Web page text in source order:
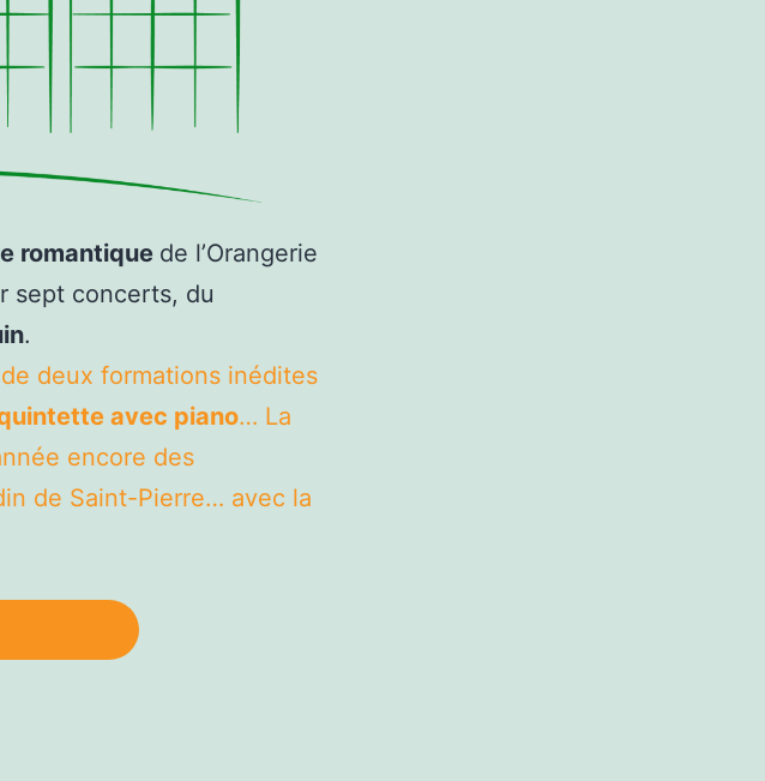
romantique de l’Orangerie
sept concerts, du
.
deux formations inédites
avec piano… La
encore des
de Saint-Pierre… avec la